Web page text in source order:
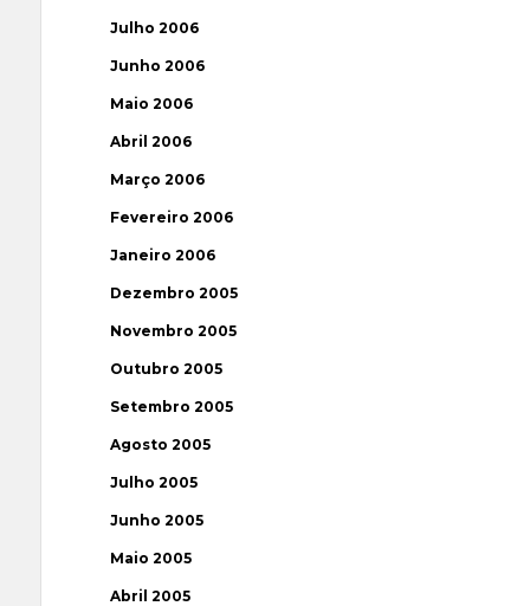
Julho 2006
Junho 2006
Maio 2006
Abril 2006
Março 2006
Fevereiro 2006
Janeiro 2006
Dezembro 2005
Novembro 2005
Outubro 2005
Setembro 2005
Agosto 2005
Julho 2005
Junho 2005
Maio 2005
Abril 2005